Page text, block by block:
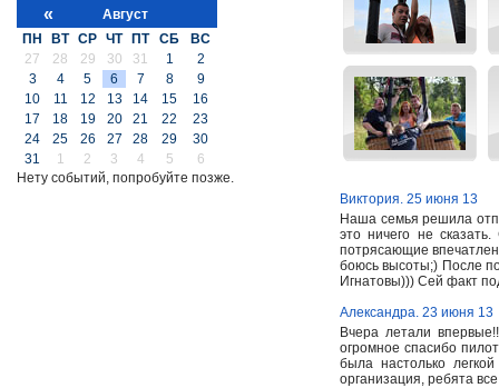
«
Август
ПН
ВТ СР ЧТ ПТ СБ
ВС
27
28 29 30 31 1
2
3
4 5 6 7 8
9
10
11 12 13 14 15
16
17
18 19 20 21 22
23
24
25 26 27 28 29
30
31
1 2 3 4 5
6
Нету событий, попробуйте позже.
Виктория. 25 июня 13
Наша семья решила
это ничего не
потрясающие
боюсь высоты;) После
Игнатовы))) Сей факт
Александра. 23 июня 13
Вчера летали
огромное спасибо
была настолько
организация, ребята